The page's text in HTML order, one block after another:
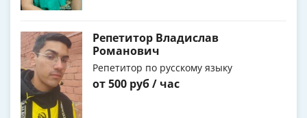
Репетитор Владислав
Романович
Репетитор по русскому языку
от 500 руб / час